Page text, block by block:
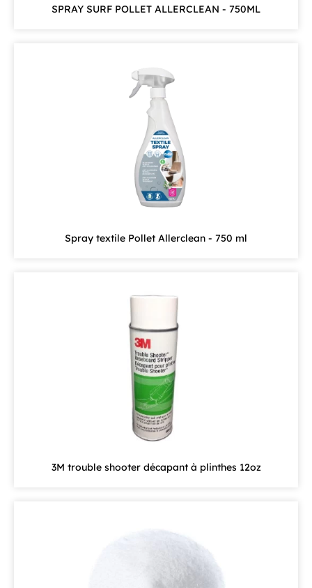
SPRAY SURF POLLET ALLERCLEAN - 750ML
Spray textile Pollet Allerclean - 750 ml
3M trouble shooter décapant à plinthes 12oz